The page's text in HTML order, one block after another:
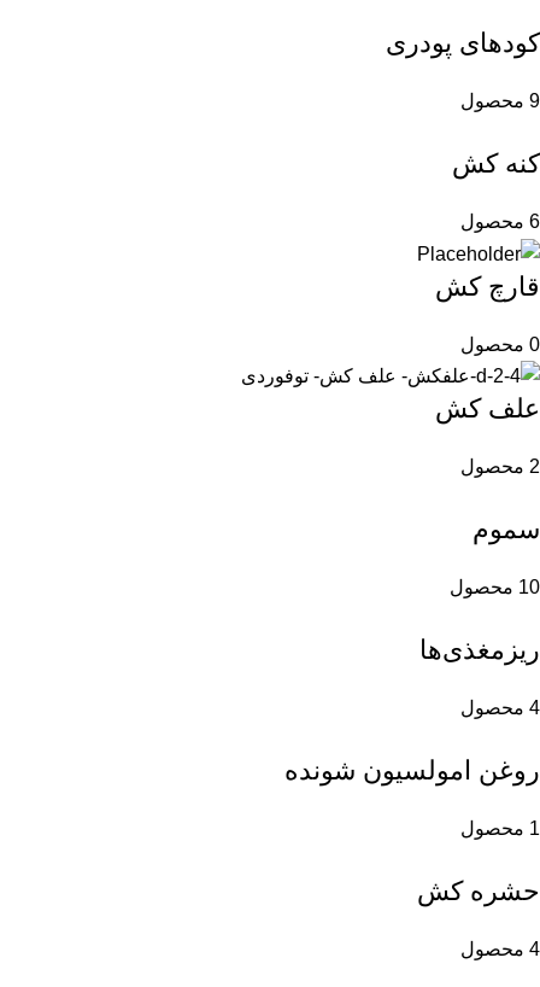
کودهای پودری
9 محصول
کنه کش
6 محصول
قارچ کش
0 محصول
علف کش
2 محصول
سموم
10 محصول
ریزمغذی‌ها
4 محصول
روغن امولسیون شونده
1 محصول
حشره کش
4 محصول